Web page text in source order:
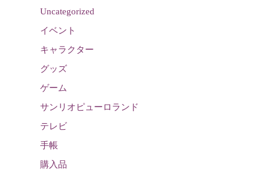
Uncategorized
イベント
キャラクター
グッズ
ゲーム
サンリオピューロランド
テレビ
手帳
購入品